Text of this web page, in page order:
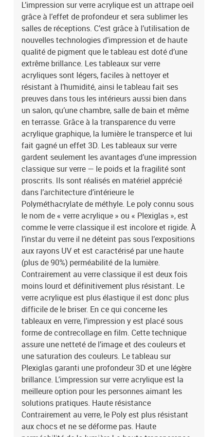
perméabilité de la lumière La haute transparence du Poly assure
une surface étincelante et une intensité des couleurs. Sans danger
pour les enfants Réaliser en matière incassable. Surface lisse La
surface du verre acrylique reste lisse et est résistante aux rayures.
Montage du tableau Le montage prend quelques minutes: il est
facile et esthétique grâce au crochet situé à l’arrière du tableau.
Dans la partie arrière vous trouverez des protecteurs ayant pour
fonction de stabiliser et de sécuriser. Le tableau est livré avec les
éléments d’accrochage. Plus léger que le verre Le verre acrylique
est deux fois plus léger qu’un verre classique. Une protection UV
supplémentaire Les peintures utilisées sont résistantes aux
UV.Dimensions des panneaux:100x50: 20x30 20x40 20x50 20x40
20x30200x100: 40x60 40x80 40x100 40x80 40x60
L’impression sur verre acrylique est un attrape oeil
grâce à l’effet de profondeur et sera sublimer les
salles de réceptions. C’est grâce à l’utilisation de
nouvelles technologies d’impression et de haute
qualité de pigment que le tableau est doté d’une
extrême brillance. Les tableaux sur verre
acryliques sont légers, faciles à nettoyer et
résistant à l’humidité, ainsi le tableau fait ses
preuves dans tous les intérieurs aussi bien dans
un salon, qu’une chambre, salle de bain et même
en terrasse. Grâce à la transparence du verre
acrylique graphique, la lumière le transperce et lui
fait gagné un effet 3D. Les tableaux sur verre
gardent seulement les avantages d’une impression
classique sur verre — le poids et la fragilité sont
proscrits. Ils sont réalisés en matériel apprécié
dans l’architecture d’intérieure le
Polyméthacrylate de méthyle. Le poly connu sous
le nom de « verre acrylique » ou « Plexiglas », est
comme le verre classique il est incolore et rigide. À
l’instar du verre il ne déteint pas sous l’expositions
aux rayons UV et est caractérisé par une haute
(plus de 90%) perméabilité de la lumière.
Contrairement au verre classique il est deux fois
moins lourd et définitivement plus résistant. Le
verre acrylique est plus élastique il est donc plus
difficile de le briser. En ce qui concerne les
tableaux en verre, l’impression y est placé sous
forme de contrecollage en film. Cette technique
assure une netteté de l’image et des couleurs et
une saturation des couleurs. Le tableau sur
Plexiglas garanti une profondeur 3D et une légère
brillance. L’impression sur verre acrylique est la
meilleure option pour les personnes aimant les
solutions pratiques. Haute résistance
Contrairement au verre, le Poly est plus résistant
aux chocs et ne se déforme pas. Haute